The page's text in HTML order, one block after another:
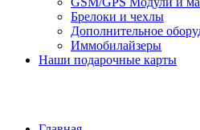
Брелоки и чехлы
Дополнительное
Иммобилайзеры
Наши подарочные карты